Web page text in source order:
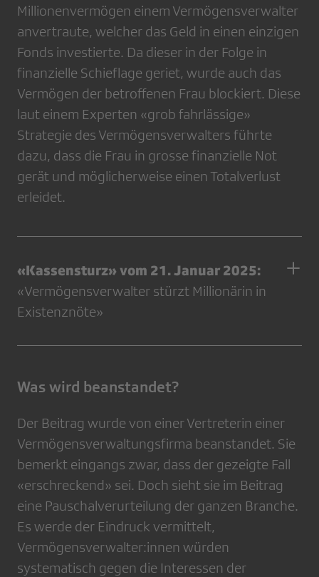
Millionenvermögen einem Vermögensverwalter
anvertraute, welcher das Geld in einen einzigen
Fonds investierte. Da dieser in der Folge in
finanzielle Schieflage geriet, wurde auch das
Vermögen der betroffenen Frau blockiert. Diese
laut einem Experten «grob fahrlässige»
Strategie des Vermögensverwalters führte
dazu, dass die Frau in grosse finanzielle Not
gerät und möglicherweise einen Totalverlust
erleidet.
«Kassensturz» vom 21. Januar 2025:
«Vermögensverwalter stürzt Millionärin in
Existenznöte»
Was wird beanstandet?
Der Beitrag wurde von einer Vertreterin einer
Vermögensverwaltungsfirma beanstandet. Sie
bemerkt eingangs zwar, dass der gezeigte Fall
«erschreckend» sei. Doch sieht sie im Beitrag
eine Pauschalverurteilung der ganzen Branche.
Es werde der Eindruck vermittelt,
Vermögensverwalter:innen würden
systematisch gegen die Interessen der